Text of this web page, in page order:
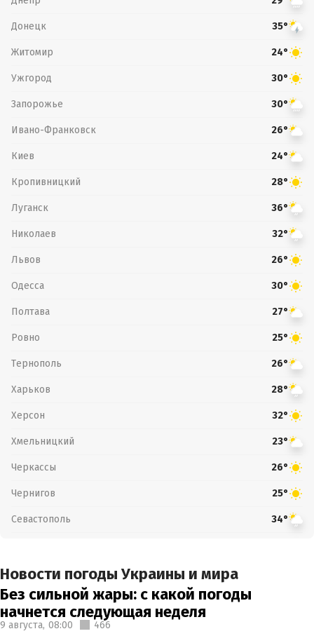
Донецк 35°
Житомир 24°
Ужгород 30°
Запорожье 30°
Ивано-Франковск 26°
Киев 24°
Кропивницкий 28°
Луганск 36°
Николаев 32°
Львов 26°
Одесса 30°
Полтава 27°
Ровно 25°
Тернополь 26°
Харьков 28°
Херсон 32°
Хмельницкий 23°
Черкассы 26°
Чернигов 25°
Севастополь 34°
Новости погоды Украины и мира
Без сильной жары: с какой погоды
начнется следующая неделя
9 августа, 08:00 466